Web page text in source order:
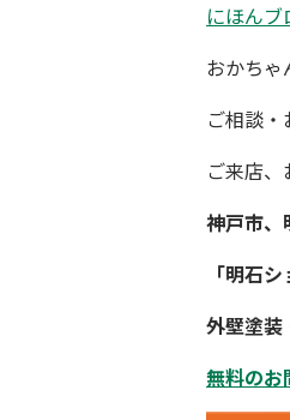
にほんブ
おかちゃ
ご相談
ご来店
神戸市、
「明石
外壁塗
無料のお